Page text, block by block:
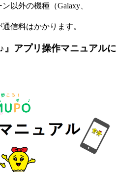
以外の機種（Galaxy、
信料はかかります。
』アプリ操作マニュアル